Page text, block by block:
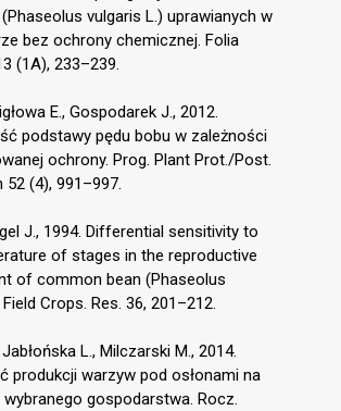
vulgaris L.) uprawianych w
bez ochrony chemicznej. Folia
(1A), 233–239.
E., Gospodarek J., 2012.
podstawy pędu bobu w zależności
ochrony. Prog. Plant Prot./Post.
52 (4), 991–997.
J., 1994. Differential sensitivity to
of stages in the reproductive
of common bean (Phaseolus
Crops. Res. 36, 201–212.
L., Milczarski M., 2014.
produkcji warzyw pod osłonami na
wybranego gospodarstwa. Rocz.